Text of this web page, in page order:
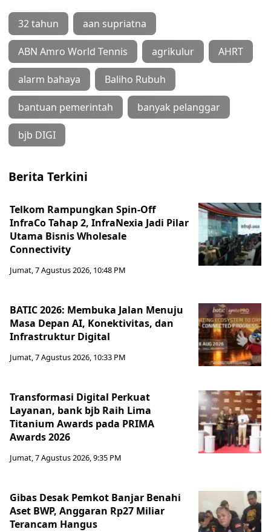
32 tahun aan supriatna
ABN Amro World Tennis agrikulur AHRT
alarm bahaya Baliho Rubuh
bantuan pemerintah banyak pelanggar
bjb DIGI
Berita Terkini
Telkom Rampungkan Spin-Off
InfraCo Tahap 2, InfraNexia Jadi Pilar
Utama Bisnis Wholesale
Connectivity
Jumat, 7 Agustus 2026, 10:48 PM
BATIC 2026: Membuka Jalan Menuju
Masa Depan AI, Konektivitas, dan
Infrastruktur Digital
Jumat, 7 Agustus 2026, 10:33 PM
Transformasi Digital Perkuat
Layanan, bank bjb Raih Lima
Titanium Awards pada PRIMA
Awards 2026
Jumat, 7 Agustus 2026, 9:35 PM
Gibas Desak Pemkot Banjar Benahi
Aset BWP, Anggaran Rp27 Miliar
Terancam Hangus